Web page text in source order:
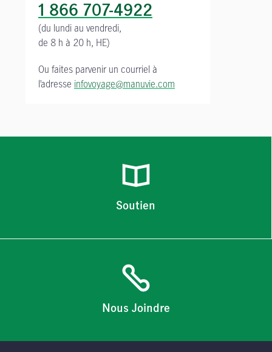
1 866 707-4922
(du lundi au vendredi,
de 8 h à 20 h, HE)
Ou faites parvenir un courriel à
l’adresse infovoyage@manuvie.com
Soutien
Nous Joindre